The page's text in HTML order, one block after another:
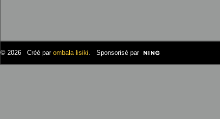
© 2026 Créé par ombala lisiki. Sponsorisé par